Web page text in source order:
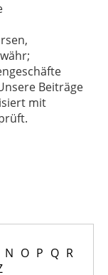
Beiträge
mit
N O P Q R